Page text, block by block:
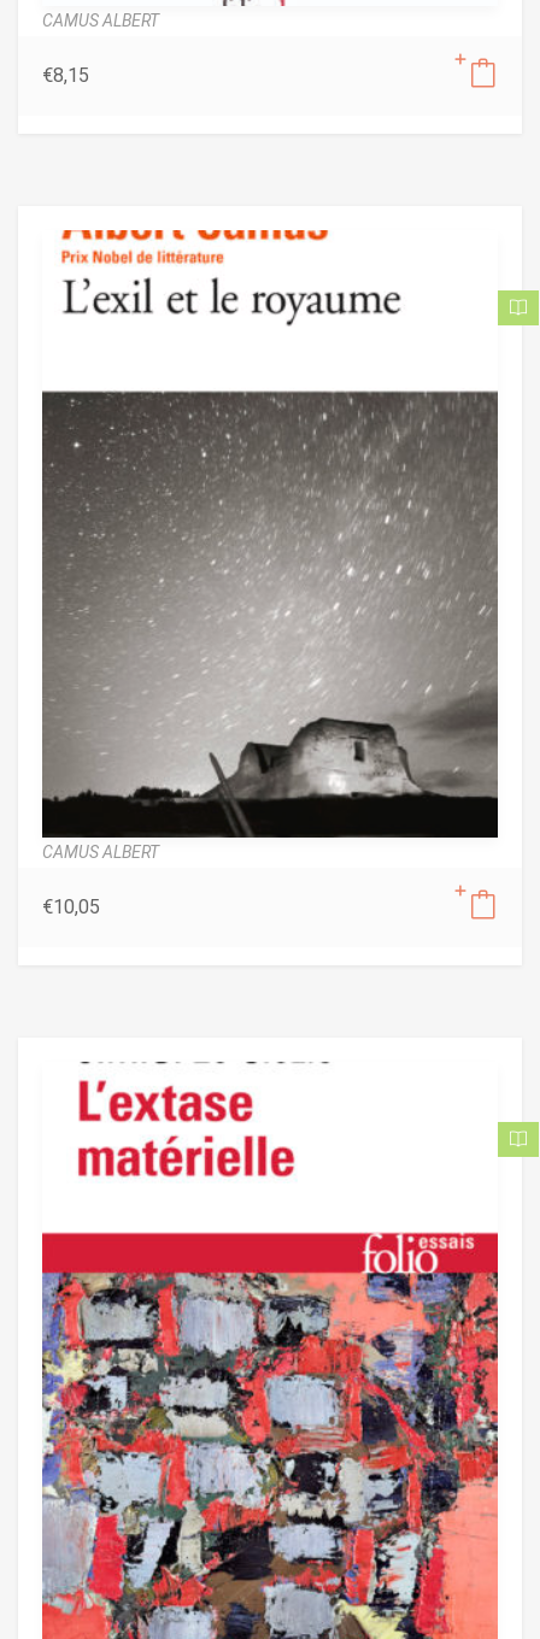
CAMUS ALBERT
€8,15
CAMUS ALBERT
€10,05